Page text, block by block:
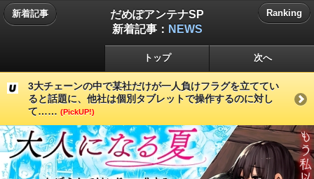
新着記事
だめぽアンテナSP
新着記事： NEWS
Ranking
トップ 次へ
3大チェーンの中で某社だけが一人負けフラグを立ててい
ると話題に、他社は個別タブレットで操作するのに対し
て…… (PickUP!)